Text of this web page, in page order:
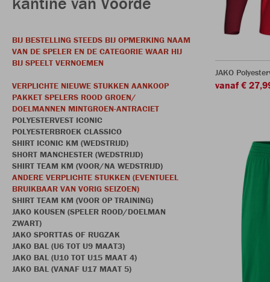
BIJ BESTELLING STEEDS BIJ OPMERKING NAAM
VAN DE SPELER EN DE CATEGORIE WAAR HIJ
BIJ SPEELT VERNOEMEN
VERPLICHTE NIEUWE STUKKEN AANKOOP
PAKKET SPELERS ROOD GROEN/
DOELMANNEN MINTGROEN-ANTRACIET
POLYESTERVEST ICONIC
POLYESTERBROEK CLASSICO
SHIRT ICONIC KM (WEDSTRIJD)
SHORT MANCHESTER (WEDSTRIJD)
SHIRT TEAM KM (VOOR/NA WEDSTRIJD)
ANDERE VERPLICHTE STUKKEN (EVENTUEEL
BRUIKBAAR VAN VORIG SEIZOEN)
SHIRT TEAM KM (VOOR OP TRAINING)
JAKO KOUSEN (SPELER ROOD/DOELMAN
ZWART)
JAKO SPORTTAS OF RUGZAK
JAKO BAL (U6 TOT U9 MAAT3)
JAKO BAL (U10 TOT U15 MAAT 4)
JAKO BAL (VANAF U17 MAAT 5)
JAKO
vanaf €